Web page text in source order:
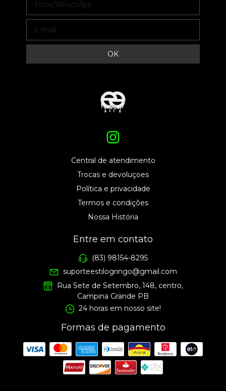
Central de atendimento
Trocas e devoluçoes
Política e privacidade
Termos e condições
Nossa História
Entre em contato
(83) 98154-8295
suporteestilogringo@gmail.com
Rua Sete de Setembro, 148, centro,
Campina Grande PB
24 horas em nosso site!
Formas de pagamento